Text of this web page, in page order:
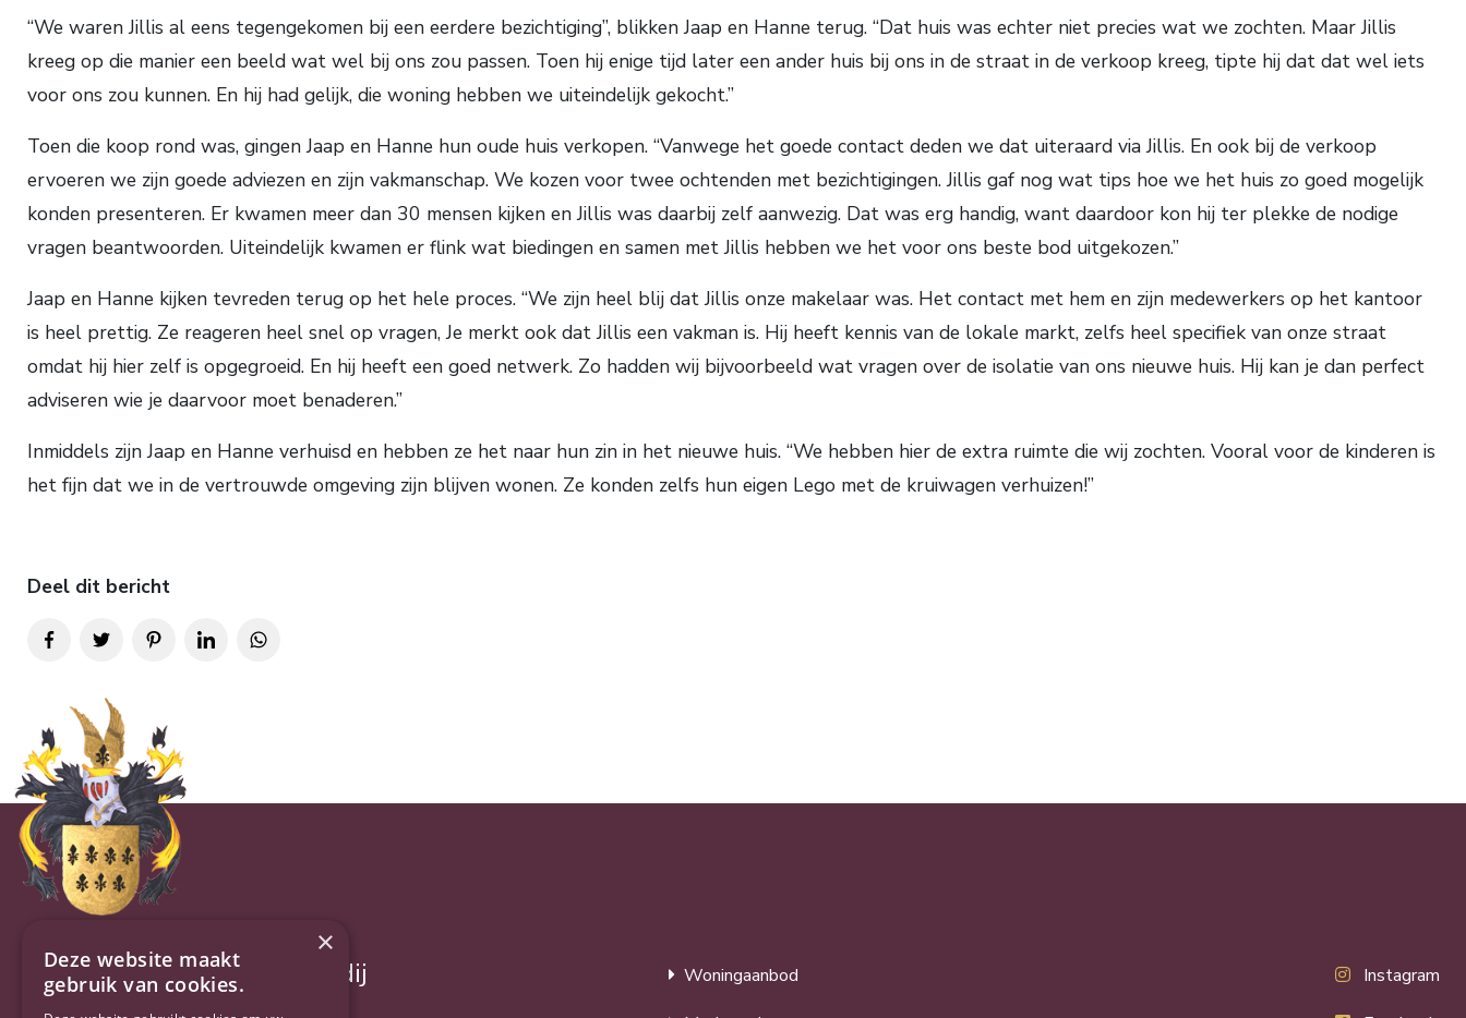
“We waren Jillis al eens tegengekomen bij een eerdere bezichtiging”, blikken Jaap en Hanne terug. “Dat huis was echter niet precies wat we zochten. Maar Jillis
kreeg op die manier een beeld wat wel bij ons zou passen. Toen hij enige tijd later een ander huis bij ons in de straat in de verkoop kreeg, tipte hij dat dat wel iets
voor ons zou kunnen. En hij had gelijk, die woning hebben we uiteindelijk gekocht.”
Toen die koop rond was, gingen Jaap en Hanne hun oude huis verkopen. “Vanwege het goede contact deden we dat uiteraard via Jillis. En ook bij de verkoop
ervoeren we zijn goede adviezen en zijn vakmanschap. We kozen voor twee ochtenden met bezichtigingen. Jillis gaf nog wat tips hoe we het huis zo goed mogelijk
konden presenteren. Er kwamen meer dan 30 mensen kijken en Jillis was daarbij zelf aanwezig. Dat was erg handig, want daardoor kon hij ter plekke de nodige
vragen beantwoorden. Uiteindelijk kwamen er flink wat biedingen en samen met Jillis hebben we het voor ons beste bod uitgekozen.”
Jaap en Hanne kijken tevreden terug op het hele proces. “We zijn heel blij dat Jillis onze makelaar was. Het contact met hem en zijn medewerkers op het kantoor
is heel prettig. Ze reageren heel snel op vragen, Je merkt ook dat Jillis een vakman is. Hij heeft kennis van de lokale markt, zelfs heel specifiek van onze straat
omdat hij hier zelf is opgegroeid. En hij heeft een goed netwerk. Zo hadden wij bijvoorbeeld wat vragen over de isolatie van ons nieuwe huis. Hij kan je dan perfect
adviseren wie je daarvoor moet benaderen.”
Inmiddels zijn Jaap en Hanne verhuisd en hebben ze het naar hun zin in het nieuwe huis. “We hebben hier de extra ruimte die wij zochten. Vooral voor de kinderen is
het fijn dat we in de vertrouwde omgeving zijn blijven wonen. Ze konden zelfs hun eigen Lego met de kruiwagen verhuizen!”
Deel dit bericht
Jillis Baggerman makelaardij
Woningaanbod
Instagram
×
Deze website maakt
gebruik van cookies.